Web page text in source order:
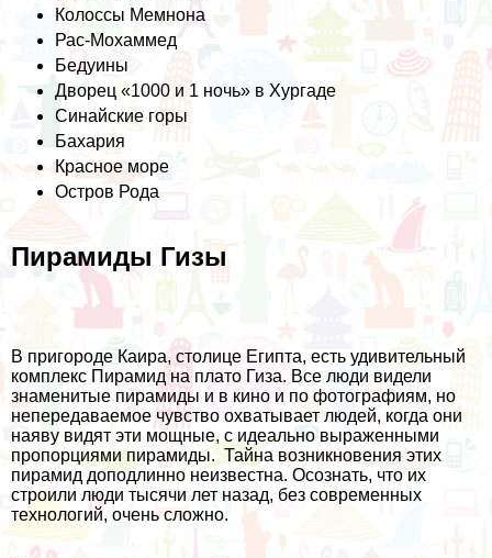
Колоссы Мемнона
Рас-Мохаммед
Бедуины
Дворец «1000 и 1 ночь» в Хургаде
Синайские горы
Бахария
Красное море
Остров Рода
Пирамиды Гизы
В пригороде Каира, столице Египта, есть удивительный
комплекс Пирамид на плато Гиза. Все люди видели
знаменитые пирамиды и в кино и по фотографиям, но
непередаваемое чувство охватывает людей, когда они
наяву видят эти мощные, с идеально выраженными
пропорциями пирамиды. Тайна возникновения этих
пирамид доподлинно неизвестна. Осознать, что их
строили люди тысячи лет назад, без современных
технологий, очень сложно.